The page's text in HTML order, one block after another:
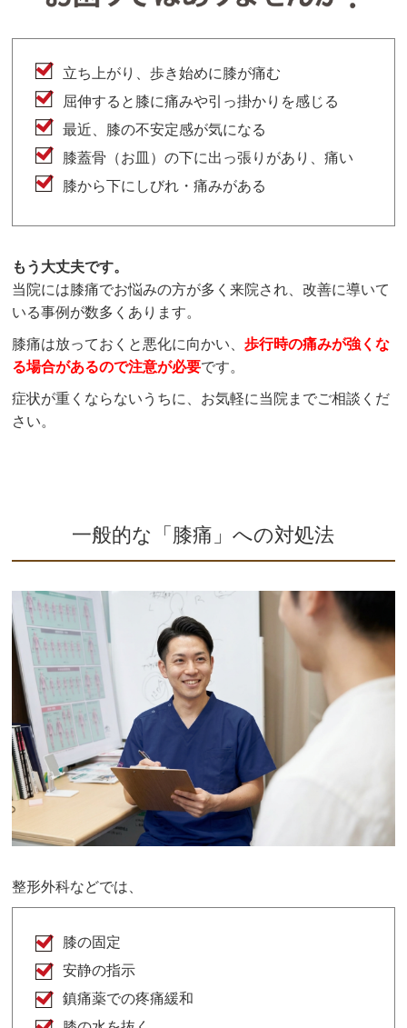
立ち上がり、歩き始めに膝が痛む
屈伸すると膝に痛みや引っ掛かりを感じる
最近、膝の不安定感が気になる
膝蓋骨（お皿）の下に出っ張りがあり、痛い
膝から下にしびれ・痛みがある
もう大丈夫です。
当院には膝痛でお悩みの方が多く来院され、改善に導いて
いる事例が数多くあります。
膝痛は放っておくと悪化に向かい、歩行時の痛みが強くな
る場合があるので注意が必要です。
症状が重くならないうちに、お気軽に当院までご相談くだ
さい。
一般的な「膝痛」への対処法
整形外科などでは、
膝の固定
安静の指示
鎮痛薬での疼痛緩和